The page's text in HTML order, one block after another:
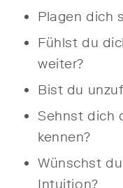
Plagen dich
Fühlst du
weiter?
Bist du
Sehnst dich
kennen?
Wünschst
Intuition?